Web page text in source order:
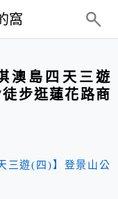
窩
澳島四天三遊
步逛蓮花路商